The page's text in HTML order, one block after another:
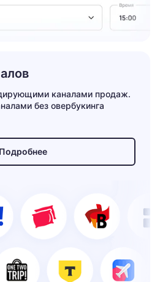
каналами продаж.
без овербукинга
Подробнее